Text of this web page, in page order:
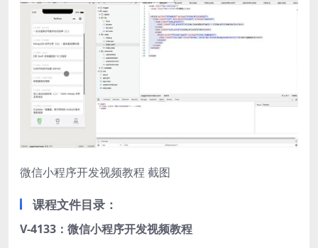
微信小程序开发视频教程 截图
课程文件目录：
V-4133：微信小程序开发视频教程